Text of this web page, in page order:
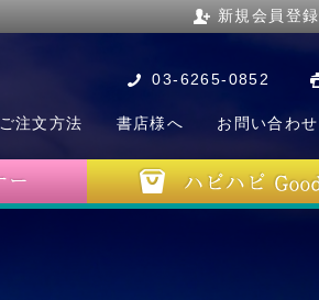
新規会員登録
03-6265-0852
ご注文方法 書店様へ お問い合わせ